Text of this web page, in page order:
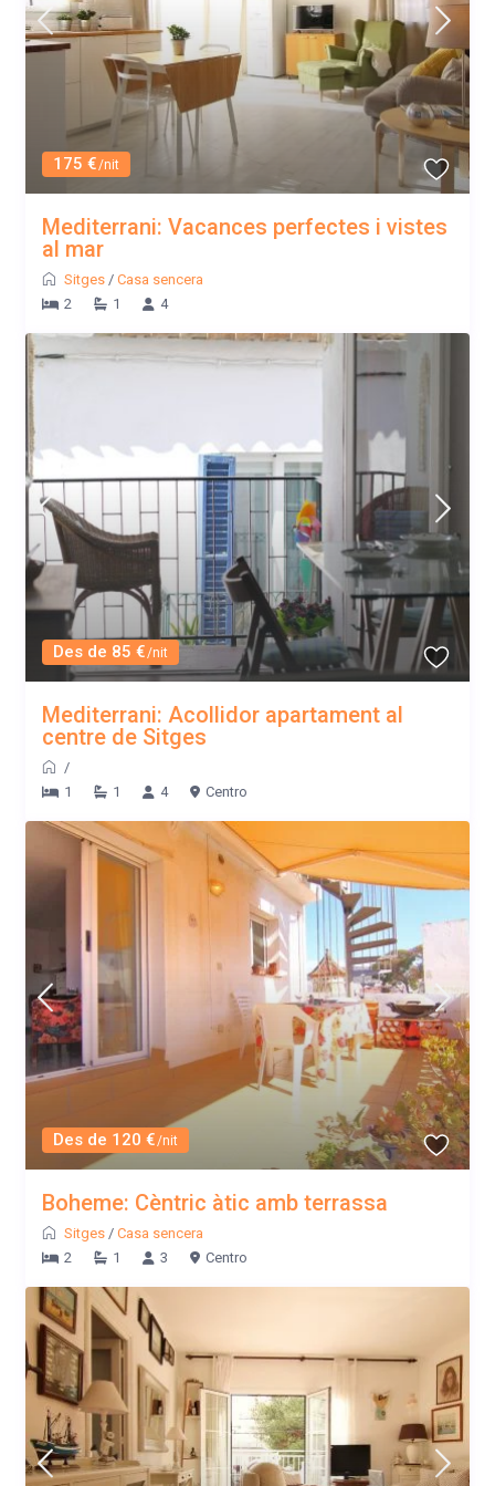
175 €/nit
Mediterrani: Vacances perfectes i vistes
al mar
Sitges /Casa sencera
2
1 4
Des de 85 €/nit
Mediterrani: Acollidor apartament al
centre de Sitges
/
1
1 4 Centro
Des de 120 €/nit
Boheme: Cèntric àtic amb terrassa
Sitges /Casa sencera
2
1 3 Centro